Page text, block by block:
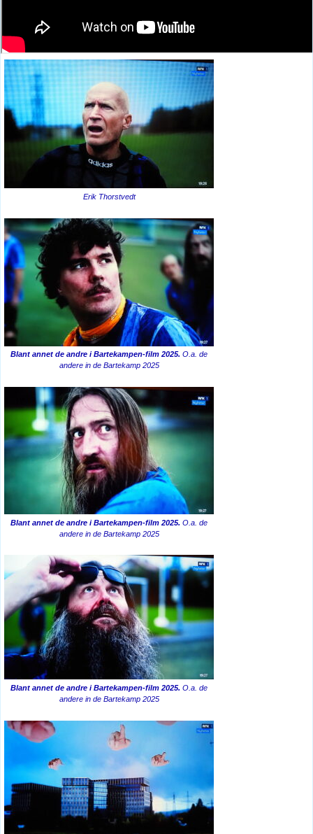
Erik Thorstvedt
Blant annet de andre i Bartekampen-film 2025. O.a. de
andere in de Bartekamp 2025
Blant annet de andre i Bartekampen-film 2025. O.a. de
andere in de Bartekamp 2025
Blant annet de andre i Bartekampen-film 2025. O.a. de
andere in de Bartekamp 2025